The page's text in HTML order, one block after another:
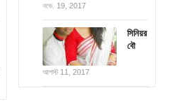
নভে. 19, 2017
সিনিয়র
বৌ
আগস্ট 11, 2017